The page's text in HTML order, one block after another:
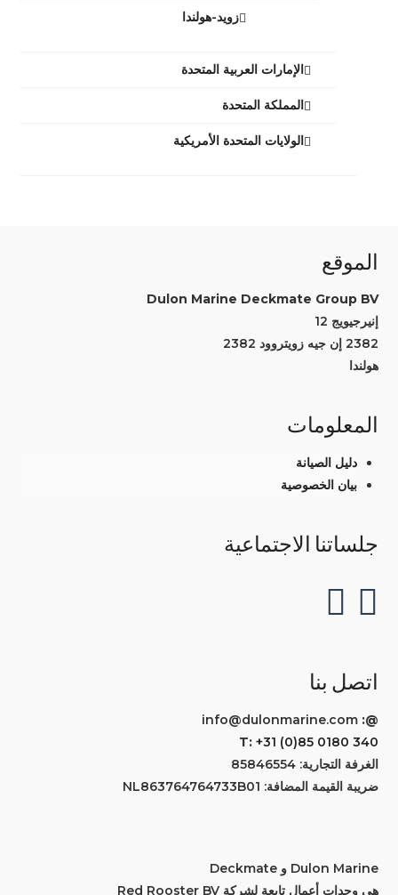
زويد-هولندا
الإمارات العربية المتحدة
المملكة المتحدة
الولايات المتحدة الأمريكية
الموقع
Dulon Marine Deckmate Group BV
إنيرجيويج 12
2382 إن جيه زويتروود 2382
هولندا
المعلومات
دليل الصيانة
بيان الخصوصية
جلساتنا الاجتماعية
اتصل بنا
@:
info@dulonmarine.com
T: +31 (0)85 0180 340
الغرفة التجارية: 85846554
ضريبة القيمة المضافة: NL863764764733B01
Dulon Marine و Deckmate
هي وحدات أعمال تابعة لشركة Red Rooster BV